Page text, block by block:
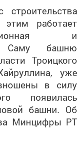
работает
и
Саму башню
Троицкого
уже
в силу
появилась
башни. Об
Минцифры РТ